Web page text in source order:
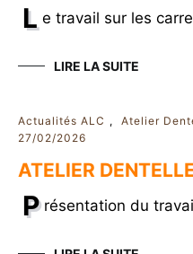
L e travail sur les
LIRE LA SUITE
Actualités ALC ,
Atelier
27/02/2026
ATELIER
P résentation du